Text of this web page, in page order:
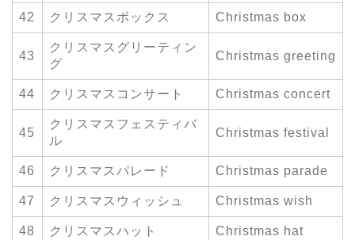
42 クリスマスボックス Christmas box
43
クリスマスグリーティン
グ
Christmas greeting
44 クリスマスコンサート Christmas concert
45
クリスマスフェスティバ
ル
Christmas festival
46 クリスマスパレード Christmas parade
47 クリスマスウィッシュ Christmas wish
48 クリスマスハット Christmas hat